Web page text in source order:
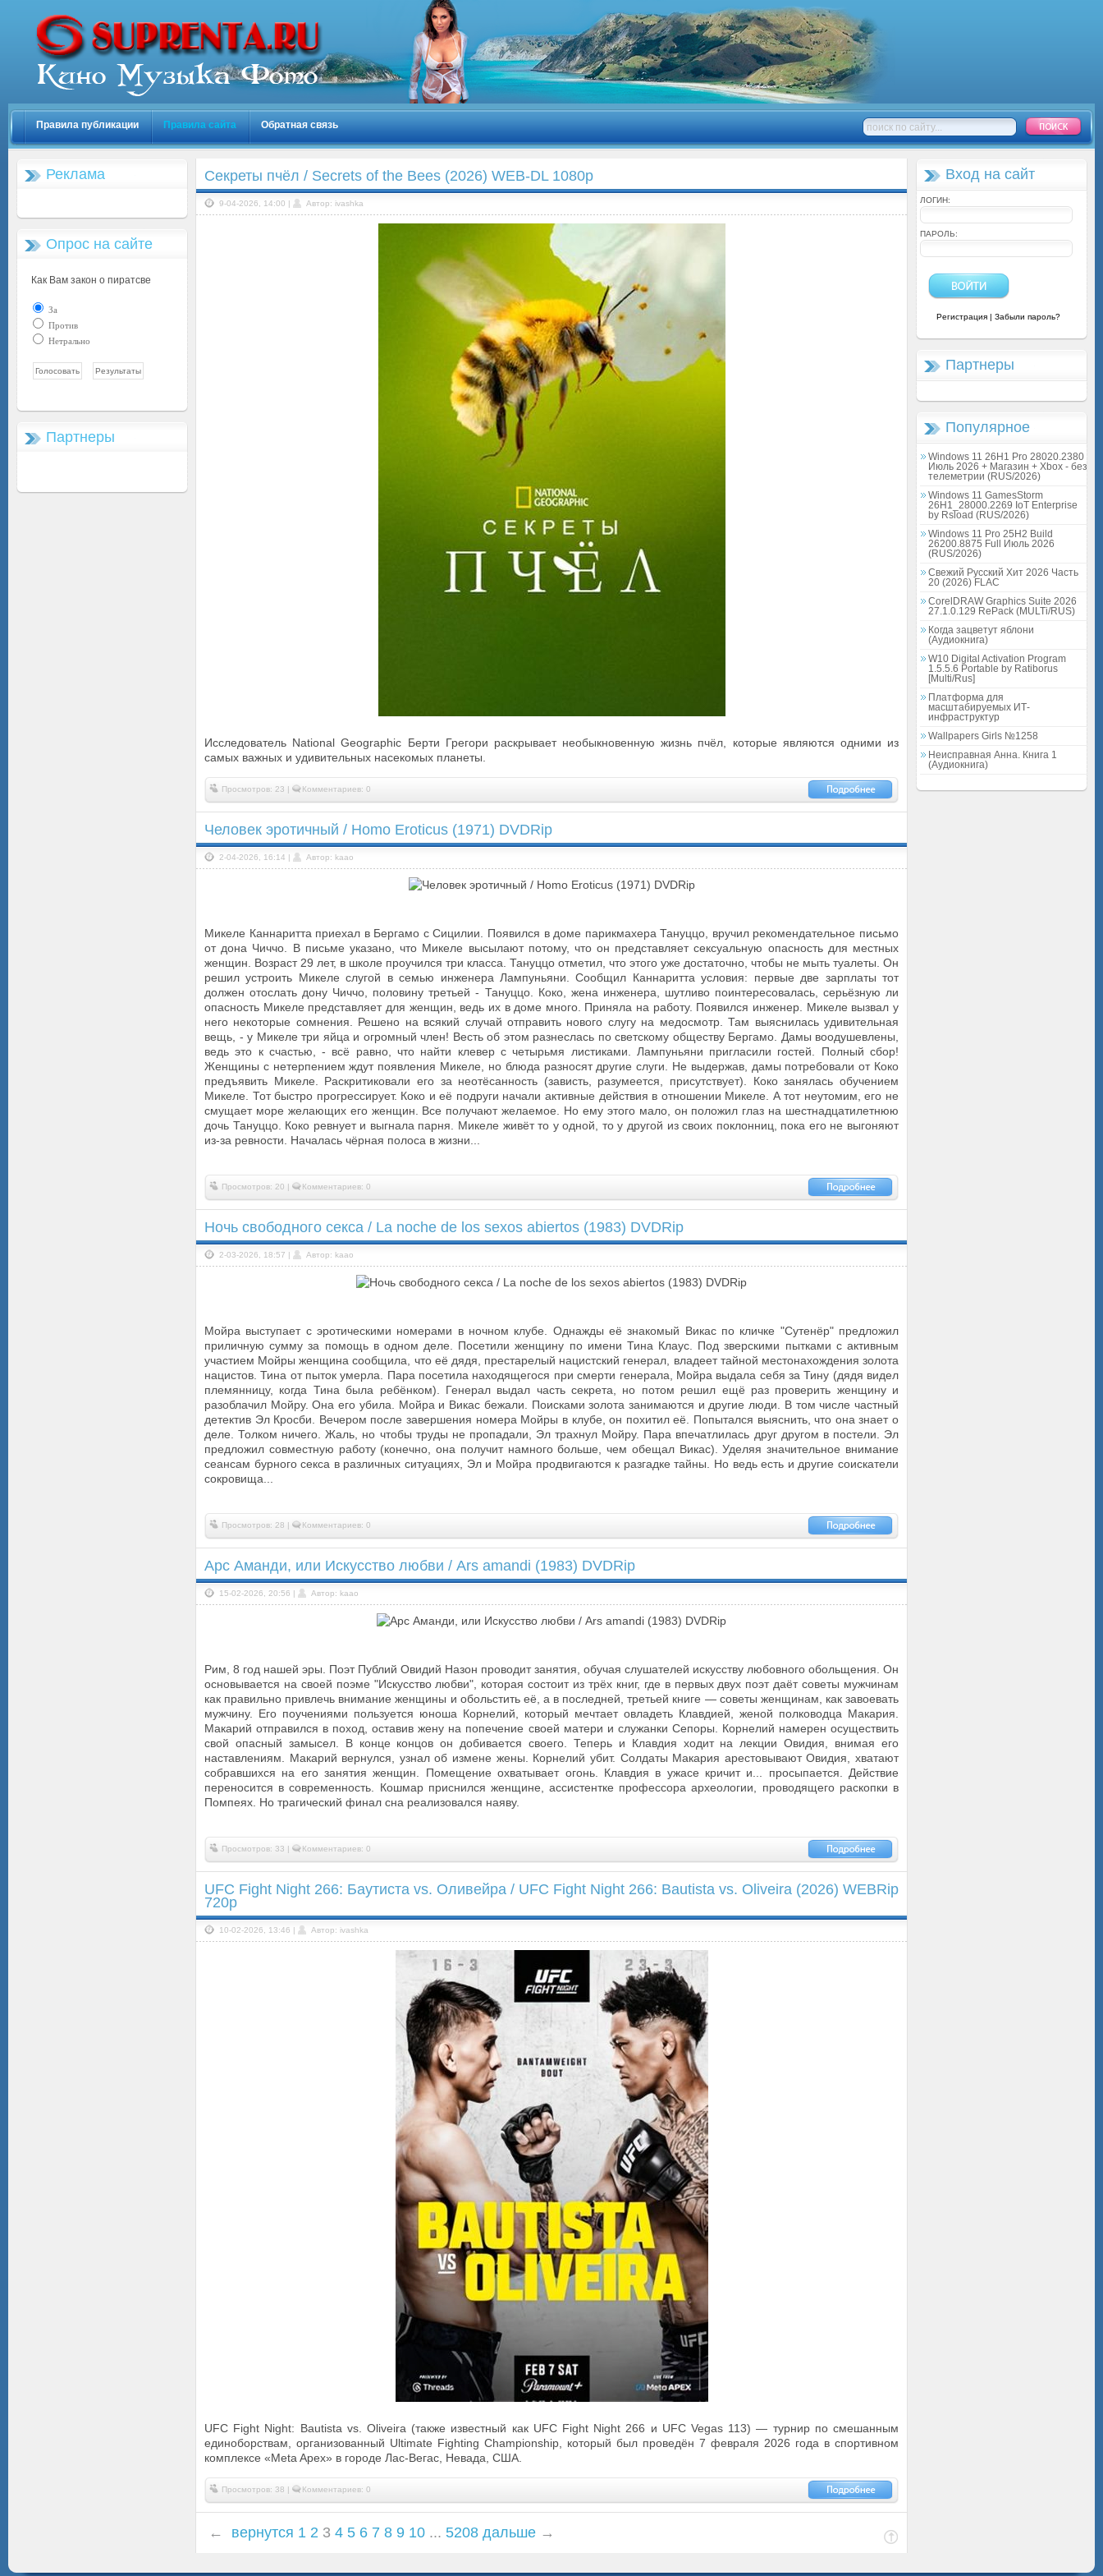
Правила публикации Правила сайта Обратная связь
Реклама
Опрос на сайте
Как Вам закон о пиратсве
За
Против
Нетрально
Партнеры
Секреты пчёл / Secrets of the Bees (2026) WEB-DL 1080p
9-04-2026, 14:00 | Автор: ivashka
Исследователь National Geographic Берти Грегори раскрывает необыкновенную жизнь пчёл, которые являются одними из
самых важных и удивительных насекомых планеты.
Просмотров: 23 | Комментариев: 0
Человек эротичный / Homo Eroticus (1971) DVDRip
2-04-2026, 16:14 | Автор: kaao
Микеле Каннаритта приехал в Бергамо с Сицилии. Появился в доме парикмахера Тануццо, вручил рекомендательное письмо
от дона Чиччо. В письме указано, что Микеле высылают потому, что он представляет сексуальную опасность для местных
женщин. Возраст 29 лет, в школе проучился три класса. Тануццо отметил, что этого уже достаточно, чтобы не мыть туалеты. Он
решил устроить Микеле слугой в семью инженера Лампуньяни. Сообщил Каннаритта условия: первые две зарплаты тот
должен отослать дону Чиччо, половину третьей - Тануццо. Коко, жена инженера, шутливо поинтересовалась, серьёзную ли
опасность Микеле представляет для женщин, ведь их в доме много. Приняла на работу. Появился инженер. Микеле вызвал у
него некоторые сомнения. Решено на всякий случай отправить нового слугу на медосмотр. Там выяснилась удивительная
вещь, - у Микеле три яйца и огромный член! Весть об этом разнеслась по светскому обществу Бергамо. Дамы воодушевлены,
ведь это к счастью, - всё равно, что найти клевер с четырьмя листиками. Лампуньяни пригласили гостей. Полный сбор!
Женщины с нетерпением ждут появления Микеле, но блюда разносят другие слуги. Не выдержав, дамы потребовали от Коко
предъявить Микеле. Раскритиковали его за неотёсанность (зависть, разумеется, присутствует). Коко занялась обучением
Микеле. Тот быстро прогрессирует. Коко и её подруги начали активные действия в отношении Микеле. А тот неутомим, его не
смущает море желающих его женщин. Все получают желаемое. Но ему этого мало, он положил глаз на шестнадцатилетнюю
дочь Тануццо. Коко ревнует и выгнала парня. Микеле живёт то у одной, то у другой из своих поклонниц, пока его не выгоняют
из-за ревности. Началась чёрная полоса в жизни...
Просмотров: 20 | Комментариев: 0
Ночь свободного секса / La noche de los sexos abiertos (1983) DVDRip
2-03-2026, 18:57 | Автор: kaao
Мойра выступает с эротическими номерами в ночном клубе. Однажды её знакомый Викас по кличке "Сутенёр" предложил
приличную сумму за помощь в одном деле. Посетили женщину по имени Тина Клаус. Под зверскими пытками с активным
участием Мойры женщина сообщила, что её дядя, престарелый нацистский генерал, владеет тайной местонахождения золота
нацистов. Тина от пыток умерла. Пара посетила находящегося при смерти генерала, Мойра выдала себя за Тину (дядя видел
племянницу, когда Тина была ребёнком). Генерал выдал часть секрета, но потом решил ещё раз проверить женщину и
разоблачил Мойру. Она его убила. Мойра и Викас бежали. Поисками золота занимаются и другие люди. В том числе частный
детектив Эл Кросби. Вечером после завершения номера Мойры в клубе, он похитил её. Попытался выяснить, что она знает о
деле. Толком ничего. Жаль, но чтобы труды не пропадали, Эл трахнул Мойру. Пара впечатлилась друг другом в постели. Эл
предложил совместную работу (конечно, она получит намного больше, чем обещал Викас). Уделяя значительное внимание
сеансам бурного секса в различных ситуациях, Эл и Мойра продвигаются к разгадке тайны. Но ведь есть и другие соискатели
сокровища...
Просмотров: 28 | Комментариев: 0
Арс Аманди, или Искусство любви / Ars amandi (1983) DVDRip
15-02-2026, 20:56 | Автор: kaao
Рим, 8 год нашей эры. Поэт Публий Овидий Назон проводит занятия, обучая слушателей искусству любовного обольщения. Он
основывается на своей поэме "Искусство любви", которая состоит из трёх книг, где в первых двух поэт даёт советы мужчинам
как правильно привлечь внимание женщины и обольстить её, а в последней, третьей книге — советы женщинам, как завоевать
мужчину. Его поучениями пользуется юноша Корнелий, который мечтает овладеть Клавдией, женой полководца Макария.
Макарий отправился в поход, оставив жену на попечение своей матери и служанки Сепоры. Корнелий намерен осуществить
свой опасный замысел. В конце концов он добивается своего. Теперь и Клавдия ходит на лекции Овидия, внимая его
наставлениям. Макарий вернулся, узнал об измене жены. Корнелий убит. Солдаты Макария арестовывают Овидия, хватают
собравшихся на его занятия женщин. Помещение охватывает огонь. Клавдия в ужасе кричит и... просыпается. Действие
переносится в современность. Кошмар приснился женщине, ассистентке профессора археологии, проводящего раскопки в
Помпеях. Но трагический финал сна реализовался наяву.
Просмотров: 33 | Комментариев: 0
UFC Fight Night 266: Баутиста vs. Оливейра / UFC Fight Night 266: Bautista vs. Oliveira (2026) WEBRip
720p
10-02-2026, 13:46 | Автор: ivashka
UFC Fight Night: Bautista vs. Oliveira (также известный как UFC Fight Night 266 и UFC Vegas 113) — турнир по смешанным
единоборствам, организованный Ultimate Fighting Championship, который был проведён 7 февраля 2026 года в спортивном
комплексе «Meta Apex» в городе Лас-Вегас, Невада, США.
Просмотров: 38 | Комментариев: 0
← вернутся 1 2 3 4 5 6 7 8 9 10 ... 5208 дальше →
Вход на сайт
ЛОГИН:
ПАРОЛЬ:
Регистрация | Забыли пароль?
Партнеры
Популярное
Windows 11 26H1 Pro 28020.2380
Июль 2026 + Магазин + Xbox - без
телеметрии (RUS/2026)
Windows 11 GamesStorm
26H1_28000.2269 IoT Enterprise
by Rsload (RUS/2026)
Windows 11 Pro 25H2 Build
26200.8875 Full Июль 2026
(RUS/2026)
Свежий Русский Хит 2026 Часть
20 (2026) FLAC
CorelDRAW Graphics Suite 2026
27.1.0.129 RePack (MULTi/RUS)
Когда зацветут яблони
(Аудиокнига)
W10 Digital Activation Program
1.5.5.6 Portable by Ratiborus
[Multi/Rus]
Платформа для
масштабируемых ИТ-
инфраструктур
Wallpapers Girls №1258
Неисправная Анна. Книга 1
(Аудиокнига)